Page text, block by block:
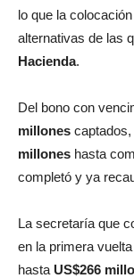
lo que la
alternativas de las
Hacienda.
Del bono con
millones
millones hasta
completó y ya
La secretaría que
en la primera
hasta US$266